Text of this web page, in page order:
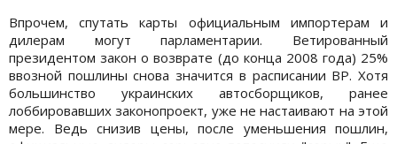
Впрочем, спутать карты официальным импортерам и
дилерам могут парламентарии. Ветированный
президентом закон о возврате (до конца 2008 года) 25%
ввозной пошлины снова значится в расписании ВР. Хотя
большинство украинских автосборщиков, ранее
лоббировавших законопроект, уже не настаивают на этой
мере. Ведь снизив цены, после уменьшения пошлин,